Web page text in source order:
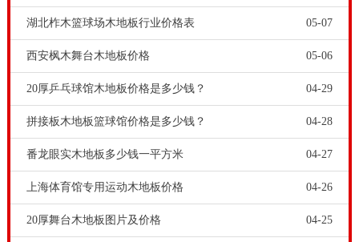
3、羽毛球地胶表面经过特殊处理，其亮度与光线一
致，现在不会有光吸收和反射眩光，不易产生疲劳，并
能保护运动员的眼睛。它具有4.5mm的厚度，并且还配
备有泡沫底层作为缓冲层，这增加了它的减震和回弹。
羽毛球地胶减少了对运动员腿部的冲击，使脚感觉更舒
服，有效地避免了运动中的损伤。全国枫桦木体育场木
地板一平多少钱？，什么是更重要的是三个比较，并考
虑质量，同样款式的其他方面和同一品牌的产品。地板
湖北柞木篮球场木地板行业价格表 05-07
西安枫木舞台木地板价格 05-06
20厚乒乓球馆木地板价格是多少钱？ 04-29
拼接板木地板篮球馆价格是多少钱？ 04-28
番龙眼实木地板多少钱一平方米 04-27
上海体育馆专用运动木地板价格 04-26
20厚舞台木地板图片及价格 04-25